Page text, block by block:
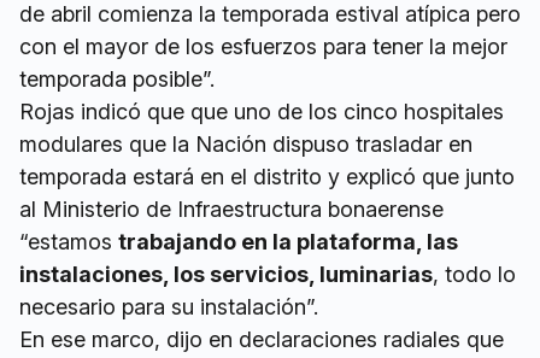
de abril comienza la temporada estival atípica pero
con el mayor de los esfuerzos para tener la mejor
temporada posible”.
Rojas indicó que que uno de los cinco hospitales
modulares que la Nación dispuso trasladar en
temporada estará en el distrito y explicó que junto
al Ministerio de Infraestructura bonaerense
“estamos trabajando en la plataforma, las
instalaciones, los servicios, luminarias, todo lo
necesario para su instalación”.
En ese marco, dijo en declaraciones radiales que